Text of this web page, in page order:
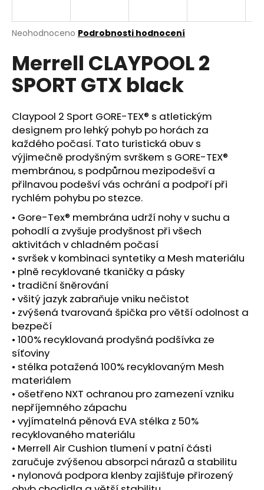
Průměrné
produktu
je
0,0
z
hvězdiček.
Neohodnoceno Podrobnosti hodnocení
Merrell CLAYPOOL 2
SPORT GTX black
Claypool 2 Sport GORE-TEX® s atletickým
designem pro lehký pohyb po horách za
každého počasí. Tato turistická obuv s
výjimečně prodyšným svrškem s GORE-TEX®
membránou, s podpůrnou mezipodešví a
přilnavou podešví vás ochrání a podpoří při
rychlém pohybu po stezce.
• Gore-Tex® membrána udrží nohy v suchu a
pohodlí a zvyšuje prodyšnost při všech
aktivitách v chladném počasí
• svršek v kombinaci syntetiky a Mesh materiálu
• plně recyklované tkaničky a pásky
• tradiční šněrování
• všitý jazyk zabraňuje vniku nečistot
• zvýšená tvarovaná špička pro větší odolnost a
bezpečí
• 100% recyklovaná prodyšná podšívka ze
síťoviny
• stélka potažená 100% recyklovaným Mesh
materiálem
• ošetřeno NXT ochranou pro zamezení vzniku
nepříjemného zápachu
• vyjímatelná pěnová EVA stélka z 50%
recyklovaného materiálu
• Merrell Air Cushion tlumení v patní části
zaručuje zvýšenou absorpci nárazů a stabilitu
• nylonová podpora klenby zajišťuje přirozený
j
t
?
HLEDAT
D
o
p
o
r
u
č
u
j
e
m
e
BOTY
CRAFT
CTM
ULTRA
TRAIL
ŠEDÁ
1
599
Kč
Původně: